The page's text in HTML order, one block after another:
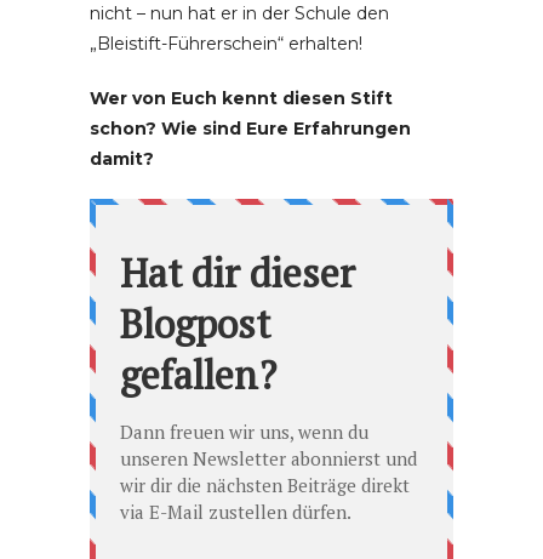
nicht – nun hat er in der Schule den
„Bleistift-Führerschein“ erhalten!
Wer von Euch kennt diesen Stift
schon? Wie sind Eure Erfahrungen
damit?